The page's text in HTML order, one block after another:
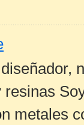
metales